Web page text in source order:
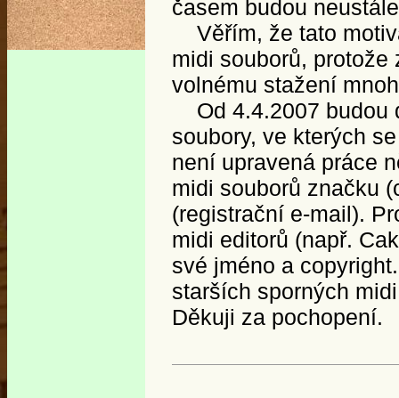
časem budou
Věřím, že tato
midi souborů,
volnému stažení
Od 4.4.2007 budou
soubory, ve kterých
není upravená práce
midi souborů značku
(registrační e-mail).
midi editorů (např.
své jméno a
starších sporných
Děkuji za pochopení.